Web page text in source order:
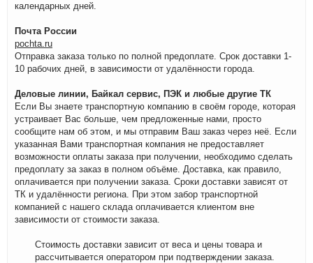
календарных дней.
Почта России
pochta.ru
Отправка заказа только по полной предоплате. Срок доставки 1-
10 рабочих дней, в зависимости от удалённости города.
Деловые линии, Байкал сервис, ПЭК и любые другие ТК
Если Вы знаете транспортную компанию в своём городе, которая
устраивает Вас больше, чем предложенные нами, просто
сообщите нам об этом, и мы отправим Ваш заказ через неё. Если
указанная Вами транспортная компания не предоставляет
возможности оплаты заказа при получении, необходимо сделать
предоплату за заказ в полном объёме. Доставка, как правило,
оплачивается при получении заказа. Сроки доставки зависят от
ТК и удалённости региона. При этом забор транспортной
компанией с нашего склада оплачивается клиентом вне
зависимости от стоимости заказа.
Стоимость доставки зависит от веса и цены товара и
рассчитывается оператором при подтверждении заказа.